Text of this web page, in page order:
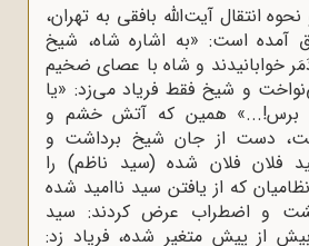
انتقال آیت‌الله بافقی به تهران،
آمده است: «به اشاره شاه، شیخ
خوابانیدند و شاه با عصای ضخیم
و شیخ فقط فریاد می‌زد: «یا
برس!...» همین که آتش خشم و
دست از جان شیخ برداشت و
فلان فلان شده (سید ناظم) را
که از یافتن سید ناامید شده
و اضطراب عرض کردند: سید
از پیش متغیر شده، فریاد زد: